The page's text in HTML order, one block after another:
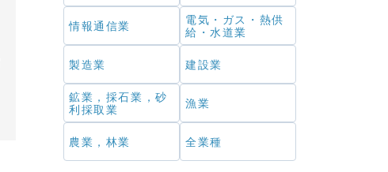
情報通信業
電気・ガス・熱供
給・水道業
製造業 建設業
鉱業，採石業，砂
利採取業
漁業
農業，林業 全業種